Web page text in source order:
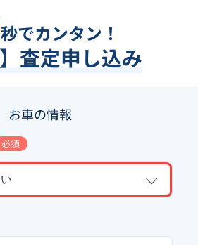
秒でカンタン！
】査定申し込み
お車の情報
必須